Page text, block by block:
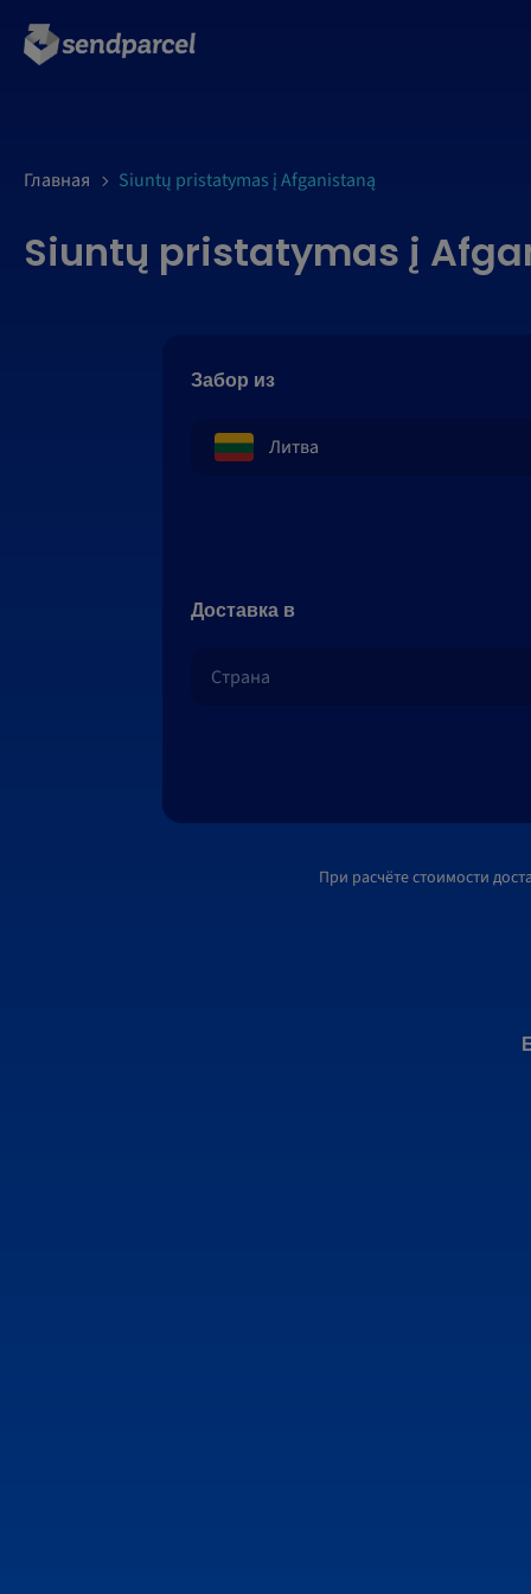
Главная Siuntų pristatymas į Afganistaną
Siuntų pristatymas į
Забор из
Доставка в
При расчёте стоимости